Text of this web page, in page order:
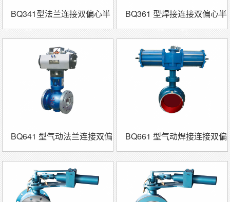
BQ341型法兰连接双偏心半 BQ361 型焊接连接双偏心半
BQ641 型气动法兰连接双偏 BQ661 型气动焊接连接双偏